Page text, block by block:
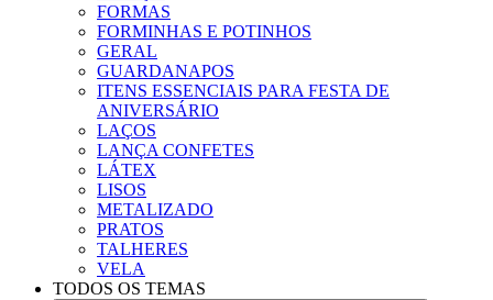
FORMAS
FORMINHAS E POTINHOS
GERAL
GUARDANAPOS
ITENS ESSENCIAIS PARA FESTA DE
ANIVERSÁRIO
LAÇOS
LANÇA CONFETES
LÁTEX
LISOS
METALIZADO
PRATOS
TALHERES
VELA
TODOS OS TEMAS